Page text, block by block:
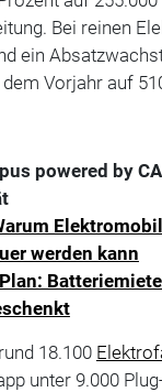
Bei reinen
ein
Vorjahr auf
powered by
werden kann
18.100
unter 9.000